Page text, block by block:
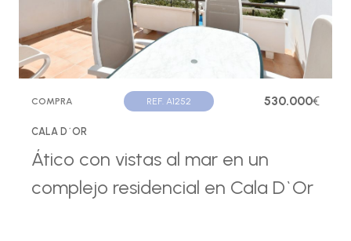
COMPRA REF. A1252 530.000€
CALA D´OR
Ático con vistas al mar en un
complejo residencial en Cala D`Or